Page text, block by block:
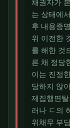
채권자가
는 상태에
후 내용증
위 이전한
를 해한 것
른 채 정당
이는 진정
당하지 않
제집행면
러나 ㄷ의
위채무 부